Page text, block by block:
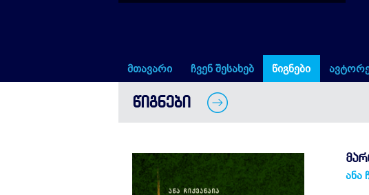
მთავარი ჩვენ შესახებ წიგნები
ᲬᲘᲒᲜᲔᲑᲘ
ანა